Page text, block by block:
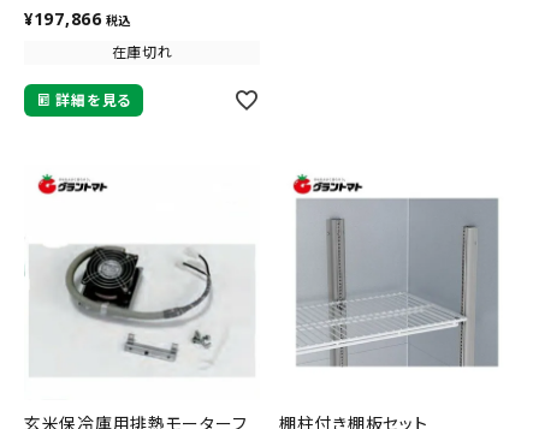
¥197,866 税込
在庫切れ
詳細を見る
玄米保冷庫用排熱モーターフ
棚柱付き棚板セット